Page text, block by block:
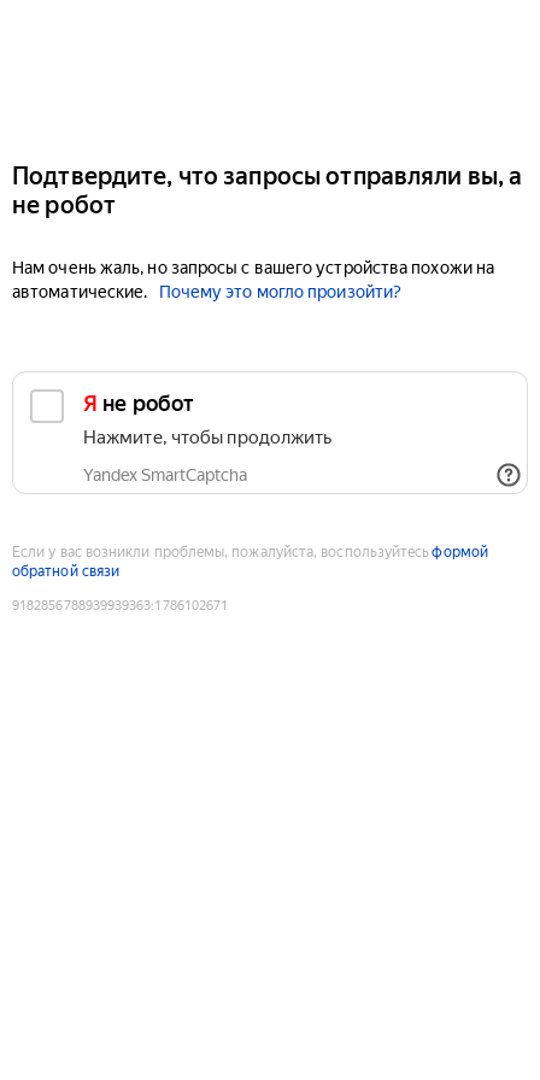
Подтвердите, что запросы отправляли вы, а
не робот
Нам очень жаль, но запросы с вашего устройства похожи на
автоматические.
Почему это могло произойти?
Я не робот
Нажмите, чтобы продолжить
Yandex SmartCaptcha
Если у вас возникли проблемы, пожалуйста, воспользуйтесьформой
обратной связи
9182856788939939363:1786102671